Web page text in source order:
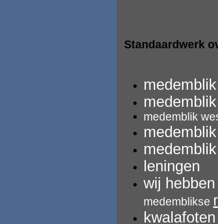
Standaardwerk
medemblik
medemblik
medemblik
medemblik
medemblik
leningen
wij
medemblikse